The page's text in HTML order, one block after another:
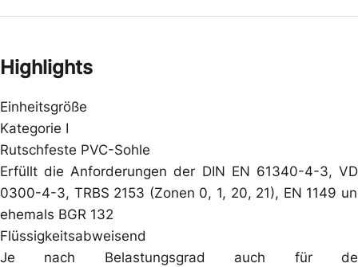
Highlights
Einheitsgröße
Kategorie I
Rutschfeste PVC-Sohle
Erfüllt die Anforderungen der DIN EN 61340-4-3,
0300-4-3, TRBS 2153 (Zonen 0, 1, 20, 21), EN 1149
ehemals BGR 132
Flüssigkeitsabweisend
Je nach Belastungsgrad auch für